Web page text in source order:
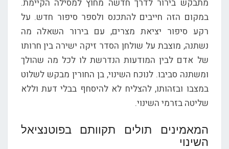
מתבקש בירור לדרך חדשה מחוץ למסילה הקיימת.
במקום הזה חייבים להתכנס ולספר סיפור חדש. על
רקע סיפור יציאת מצרים, עם בירור השאלה מה
נשתנה, מוצבת על שולחן הסדר זיקה ישירה בין חרותו
של אדם לבין המודעות הנדרשת לו לכל מה שהולך
ומשתנה סביבו. לנוכח השינוי, בן החורין מבקש לשלוט
במצבו ובזהותו, להצליח לא להיסחף בבלי דעת וללא
שליטה בזרמי השינוי.
המאמינים תולים תקוותם בפוטנציאל
השינוי